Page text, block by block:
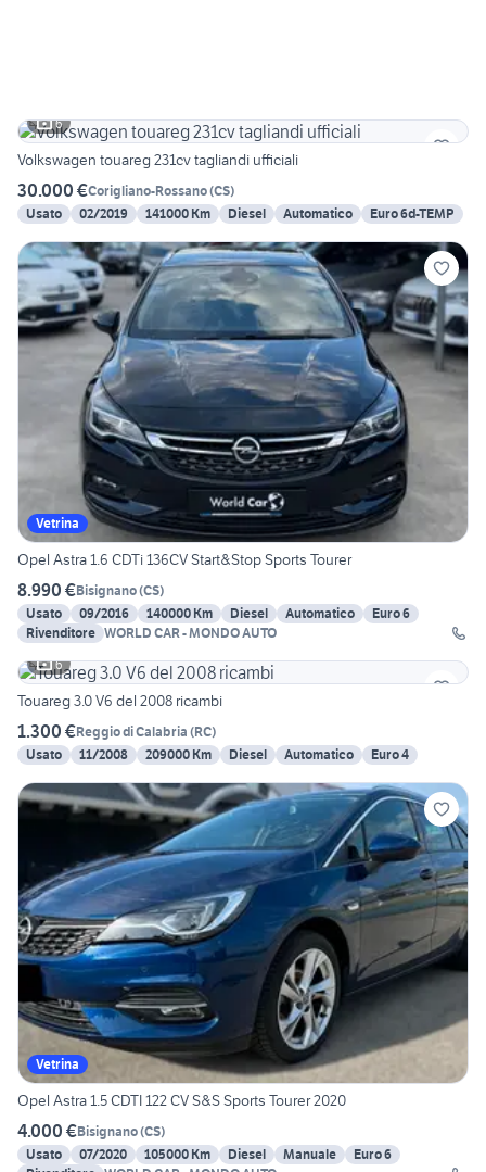
6
Volkswagen touareg 231cv tagliandi ufficiali
30.000 €Corigliano-Rossano(CS)
Usato
02/2019 141000 Km Diesel Automatico Euro 6d-TEMP
Vetrina
Opel Astra 1.6 CDTi 136CV Start&Stop Sports Tourer
8.990 €Bisignano(CS)
Usato
09/2016 140000 Km Diesel Automatico
Euro 6
Rivenditore WORLD CAR - MONDO AUTO
6
Touareg 3.0 V6 del 2008 ricambi
1.300 €Reggio di Calabria (RC)
Usato
11/2008 209000 Km Diesel Automatico Euro 4
Vetrina
Opel Astra 1.5 CDTI 122 CV S&S Sports Tourer 2020
4.000 €Bisignano(CS)
Usato
07/2020 105000 Km Diesel Manuale
Euro 6